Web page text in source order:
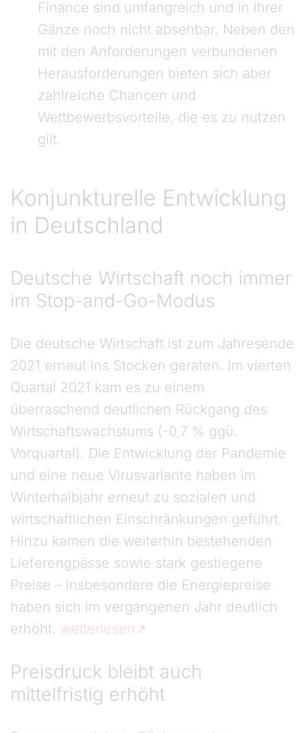
Finance sind umfangreich und in ihrer
Gänze noch nicht absehbar. Neben den
mit den Anforderungen verbundenen
Herausforderungen bieten sich aber
zahlreiche Chancen und
Wettbewerbsvorteile, die es zu nutzen
gilt.
Konjunkturelle Entwicklung
in Deutschland
Deutsche Wirtschaft noch immer
im Stop-and-Go-Modus
Die deutsche Wirtschaft ist zum Jahresende
2021 erneut ins Stocken geraten. Im vierten
Quartal 2021 kam es zu einem
überraschend deutlichen Rückgang des
Wirtschaftswachstums (-0,7 % ggü.
Vorquartal). Die Entwicklung der Pandemie
und eine neue Virusvariante haben im
Winterhalbjahr erneut zu sozialen und
wirtschaftlichen Einschränkungen geführt.
Hinzu kamen die weiterhin bestehenden
Lieferengpässe sowie stark gestiegene
Preise – insbesondere die Energiepreise
haben sich im vergangenen Jahr deutlich
erhöht. weiterlesen
Preisdruck bleibt auch
mittelfristig erhöht